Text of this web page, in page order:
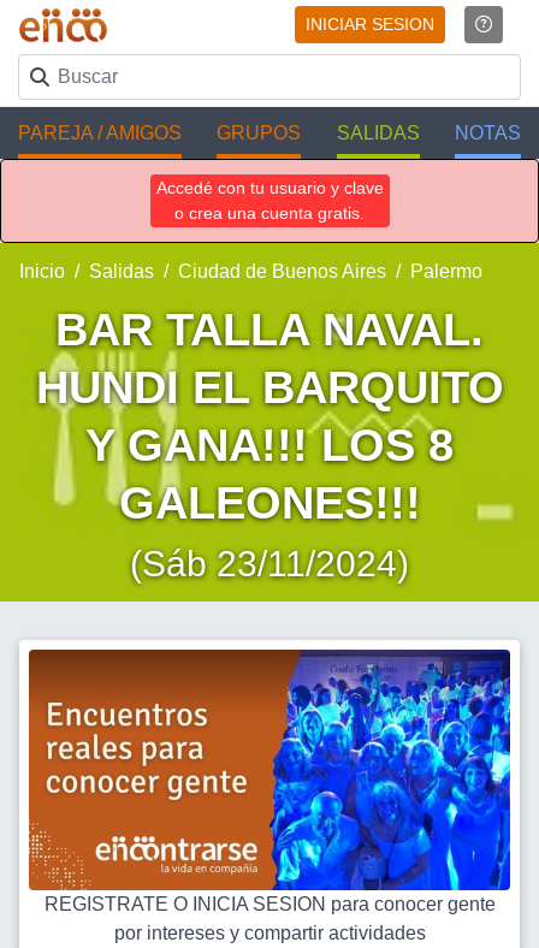
INICIAR SESION
PAREJA / AMIGOS GRUPOS SALIDAS NOTAS
Accedé con tu usuario y clave
o crea una cuenta gratis.
Inicio Salidas Ciudad de Buenos Aires Palermo
BAR TALLA NAVAL.
HUNDI EL BARQUITO
Y GANA!!! LOS 8
GALEONES!!!
(Sáb 23/11/2024)
REGISTRATE O INICIA SESION para conocer gente
por intereses y compartir actividades